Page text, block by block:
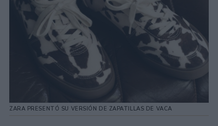
ZARA PRESENTÓ SU VERSIÓN DE ZAPATILLAS DE VACA